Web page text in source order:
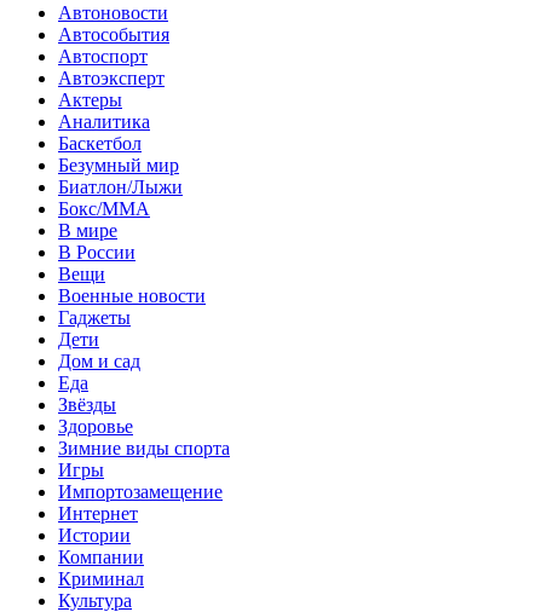
Автоновости
Автособытия
Автоспорт
Автоэксперт
Актеры
Аналитика
Баскетбол
Безумный мир
Биатлон/Лыжи
Бокс/MMA
В мире
В России
Вещи
Военные новости
Гаджеты
Дети
Дом и сад
Еда
Звёзды
Здоровье
Зимние виды спорта
Игры
Импортозамещение
Интернет
Истории
Компании
Криминал
Культура